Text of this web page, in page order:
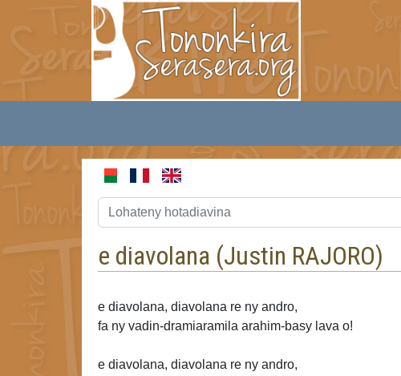
e diavolana (Justin RAJORO)
e diavolana, diavolana re ny andro,
fa ny vadin-dramiaramila arahim-basy lava o!
e diavolana, diavolana re ny andro,